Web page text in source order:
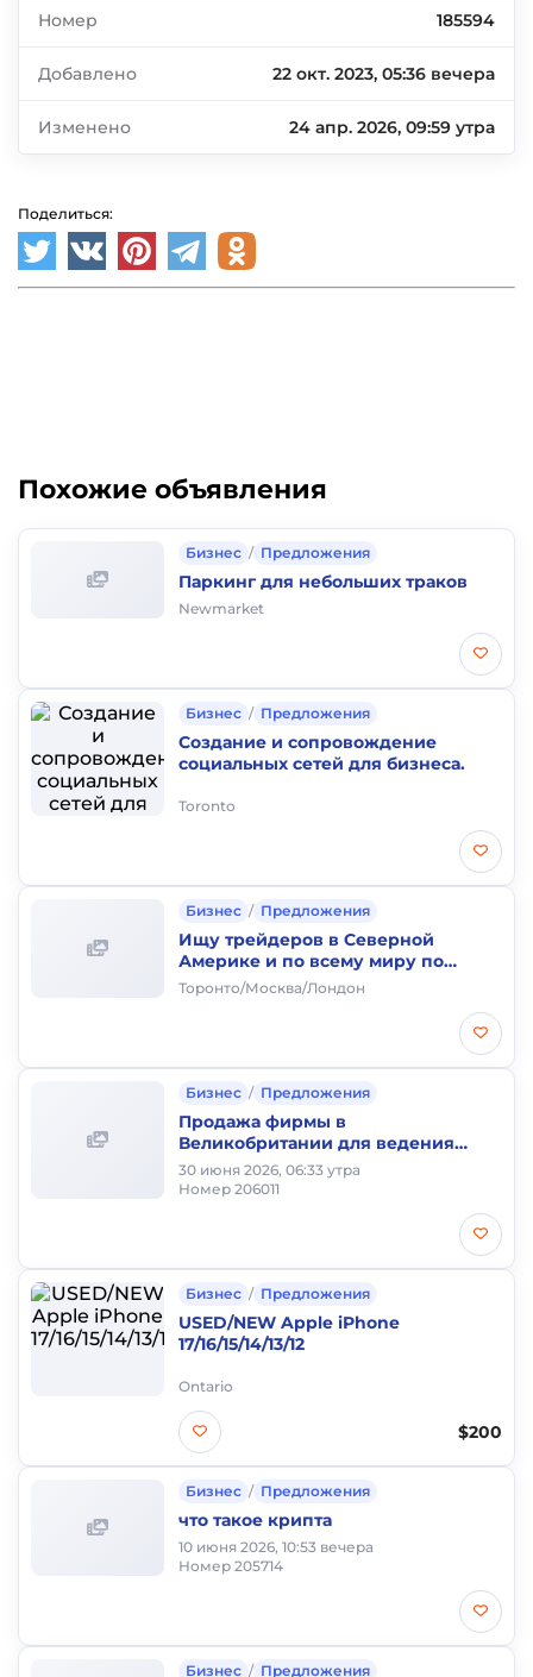
Номер 185594
Добавлено 22 окт. 2023, 05:36 вечера
Изменено 24 апр. 2026, 09:59 утра
Поделиться:
Похожие объявления
Бизнес / Предложения
Паркинг для небольших траков
Newmarket
Бизнес / Предложения
Создание и сопровождение
социальных сетей для бизнеса.
Toronto
Бизнес / Предложения
Ищу трейдеров в Северной
Америке и по всему миру по
топливу, газу, удобрению и др.
Торонто/Москва/Лондон
Бизнес / Предложения
Продажа фирмы в
Великобритании для ведения
бизнеса и ВНЖ/ПМЖ в
Великобритании
30 июня 2026, 06:33 утра
Номер 206011
Бизнес / Предложения
USED/NEW Apple iPhone
17/16/15/14/13/12
Ontario
$200
Бизнес / Предложения
что такое крипта
10 июня 2026, 10:53 вечера
Номер 205714
Бизнес / Предложения